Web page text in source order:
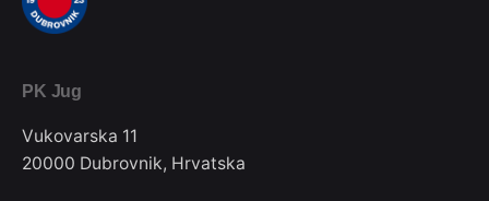
PK Jug
Vukovarska 11
20000 Dubrovnik, Hrvatska